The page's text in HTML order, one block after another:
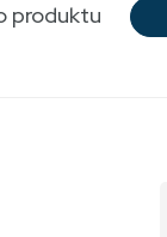
produktu